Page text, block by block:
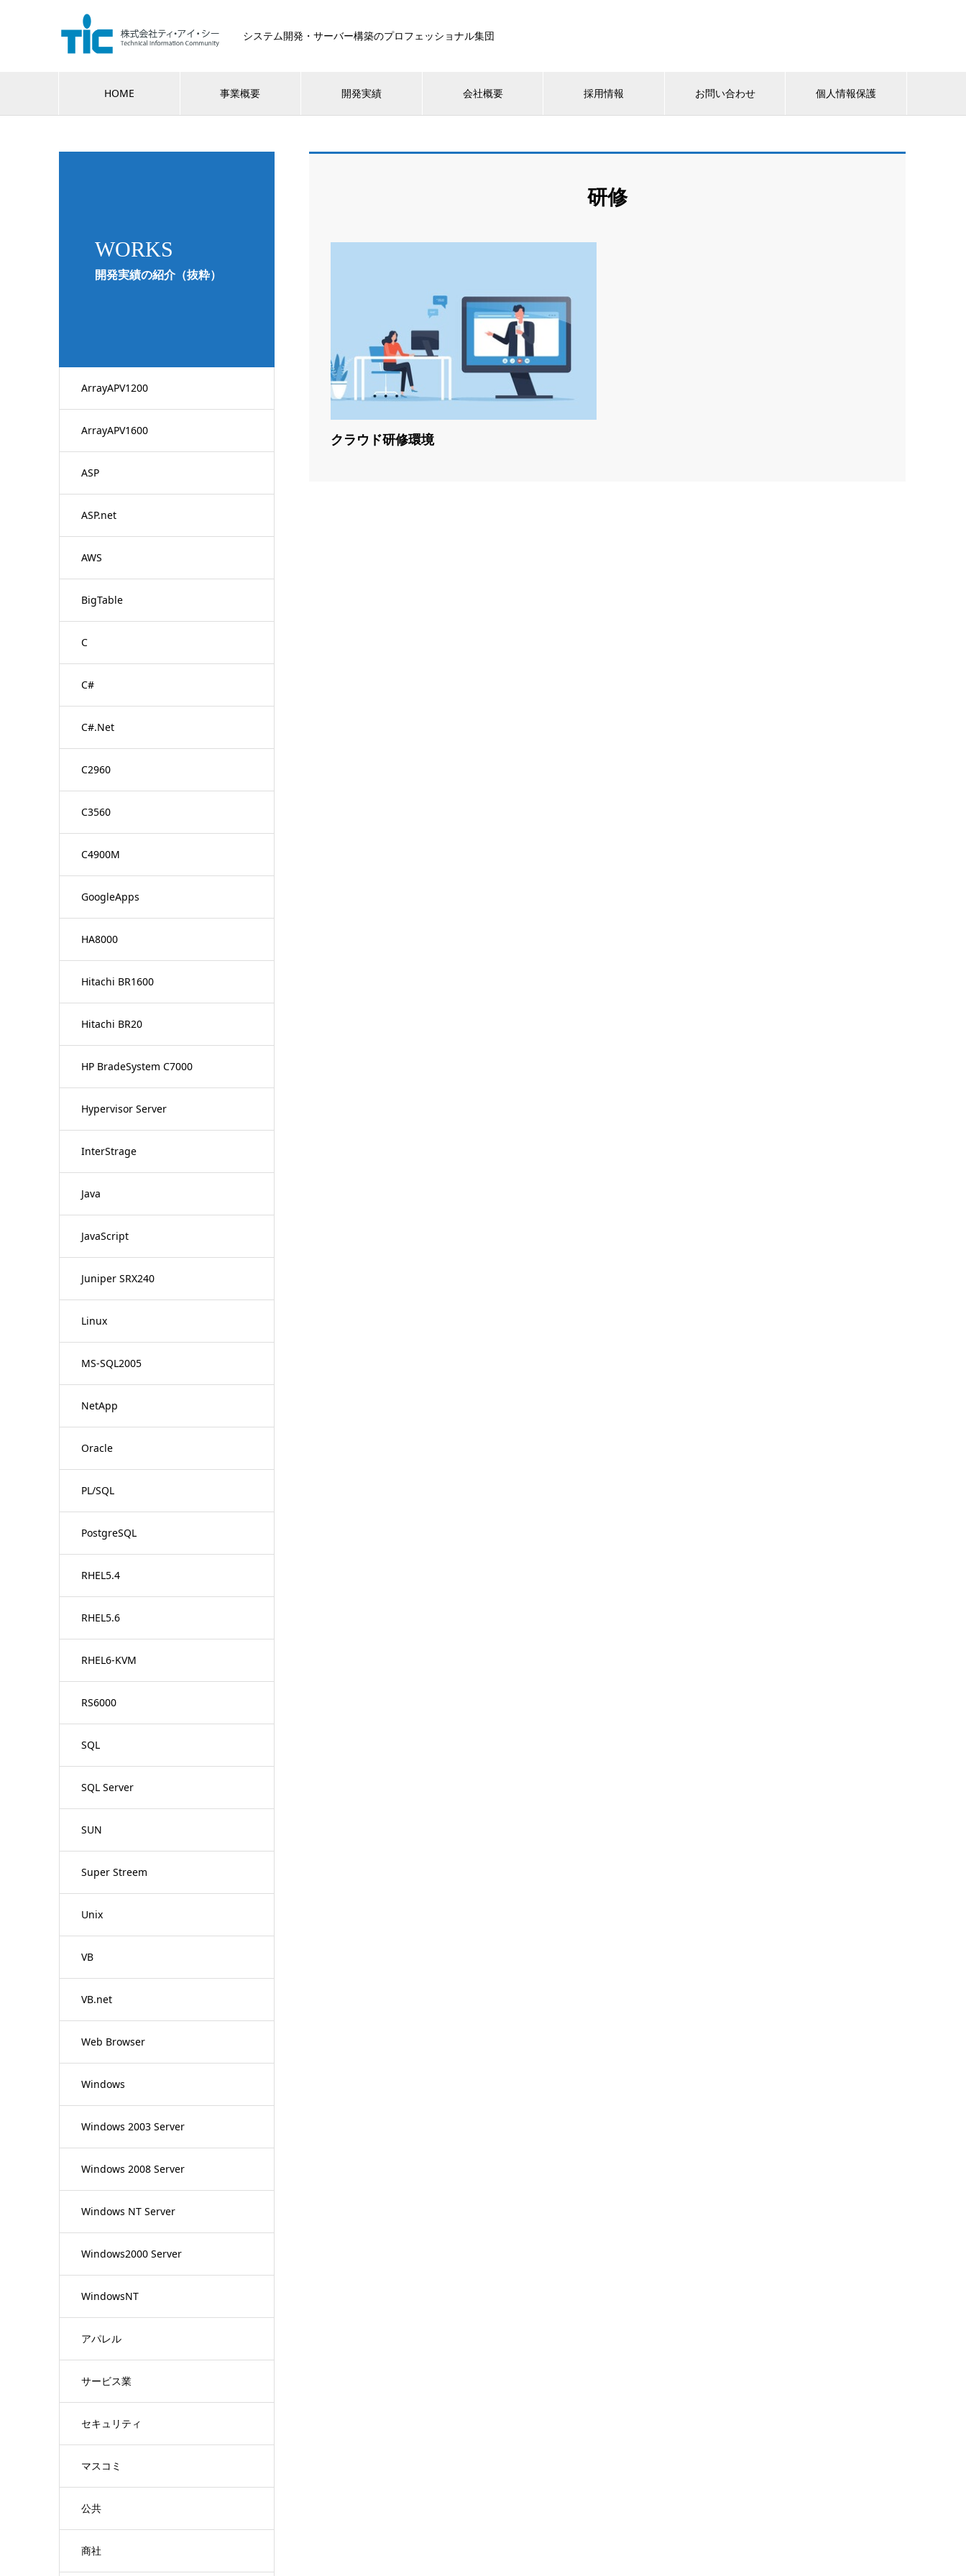
システム開発・サーバー構築のプロフェッショナル集団
HOME 事業概要 開発実績 会社概要 採用情報 お問い合わせ 個人情報保護
WORKS
開発実績の紹介（抜粋）
ArrayAPV1200
ArrayAPV1600
ASP
ASP.net
AWS
BigTable
C
C#
C#.Net
C2960
C3560
C4900M
GoogleApps
HA8000
Hitachi BR1600
Hitachi BR20
HP BradeSystem C7000
Hypervisor Server
InterStrage
Java
JavaScript
Juniper SRX240
Linux
MS-SQL2005
NetApp
Oracle
PL/SQL
PostgreSQL
RHEL5.4
RHEL5.6
RHEL6-KVM
RS6000
SQL
SQL Server
SUN
Super Streem
Unix
VB
VB.net
Web Browser
Windows
Windows 2003 Server
Windows 2008 Server
Windows NT Server
Windows2000 Server
WindowsNT
アパレル
サービス業
セキュリティ
マスコミ
公共
商社
研修
クラウド研修環境